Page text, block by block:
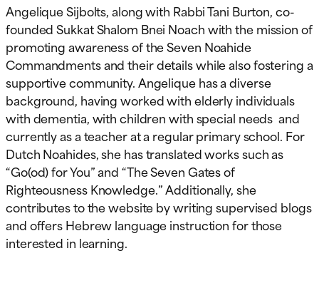
Angelique Sijbolts, along with Rabbi Tani Burton, co-
founded Sukkat Shalom Bnei Noach with the mission of
promoting awareness of the Seven Noahide
Commandments and their details while also fostering a
supportive community. Angelique has a diverse
background, having worked with elderly individuals
with dementia, with children with special needs and
currently as a teacher at a regular primary school. For
Dutch Noahides, she has translated works such as
“Go(od) for You” and “The Seven Gates of
Righteousness Knowledge.” Additionally, she
contributes to the website by writing supervised blogs
and offers Hebrew language instruction for those
interested in learning.